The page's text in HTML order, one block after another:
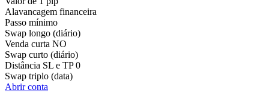
Alavancagem financeira
Passo mínimo
Swap longo (diário)
Venda curta NO
Swap curto (diário)
Distância SL e TP 0
Swap triplo (data)
Abrir conta